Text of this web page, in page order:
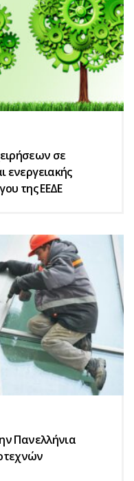
σε
ενεργειακής
της ΕΕΔΕ
Πανελλήνια